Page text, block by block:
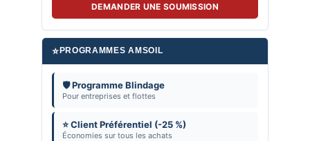
DEMANDER UNE SOUMISSION
⭐ PROGRAMMES AMSOIL
🛡️ Programme Blindage
Pour entreprises et flottes
⭐ Client Préférentiel (-25 %)
Économies sur tous les achats